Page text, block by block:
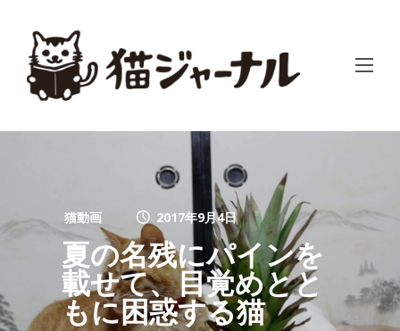
猫動画 2017年9月4日
夏の名残にパインを
載せて、目覚めとと
もに困惑する猫